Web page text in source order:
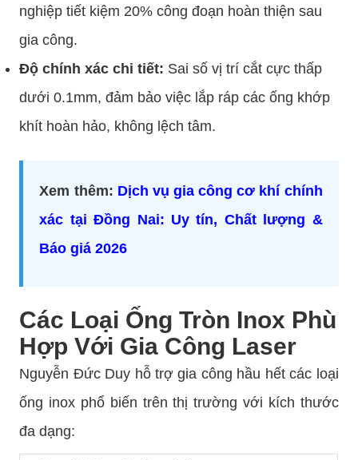
nghiệp tiết kiệm 20% công đoạn hoàn thiện sau
gia công.
Độ chính xác chi tiết: Sai số vị trí cắt cực thấp
dưới 0.1mm, đảm bảo việc lắp ráp các ống khớp
khít hoàn hảo, không lệch tâm.
Xem thêm: Dịch vụ gia công cơ khí chính
xác tại Đồng Nai: Uy tín, Chất lượng &
Báo giá 2026
Các Loại Ống Tròn Inox Phù
Hợp Với Gia Công Laser
Nguyễn Đức Duy hỗ trợ gia công hầu hết các loại
ống inox phổ biến trên thị trường với kích thước
đa dạng: